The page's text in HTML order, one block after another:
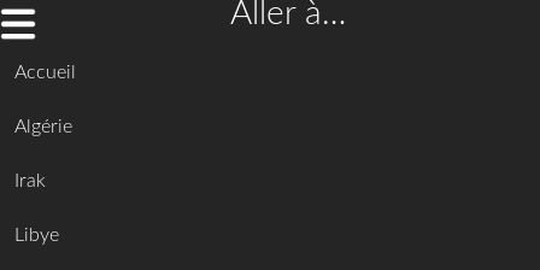
Aller à…
Accueil
Algérie
Irak
Libye